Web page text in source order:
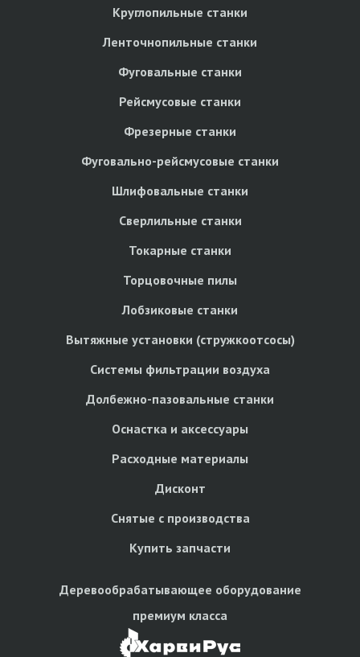
Круглопильные станки
Ленточнопильные станки
Фуговальные станки
Рейсмусовые станки
Фрезерные станки
Фуговально-рейсмусовые станки
Шлифовальные станки
Сверлильные станки
Токарные станки
Торцовочные пилы
Лобзиковые станки
Вытяжные установки (стружкоотсосы)
Системы фильтрации воздуха
Долбежно-пазовальные станки
Оснастка и аксессуары
Расходные материалы
Дисконт
Снятые с производства
Купить запчасти
Деревообрабатывающее оборудование
премиум класса